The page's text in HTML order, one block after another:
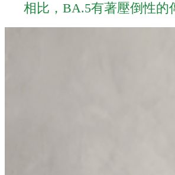
相比，BA.5有著壓倒性的